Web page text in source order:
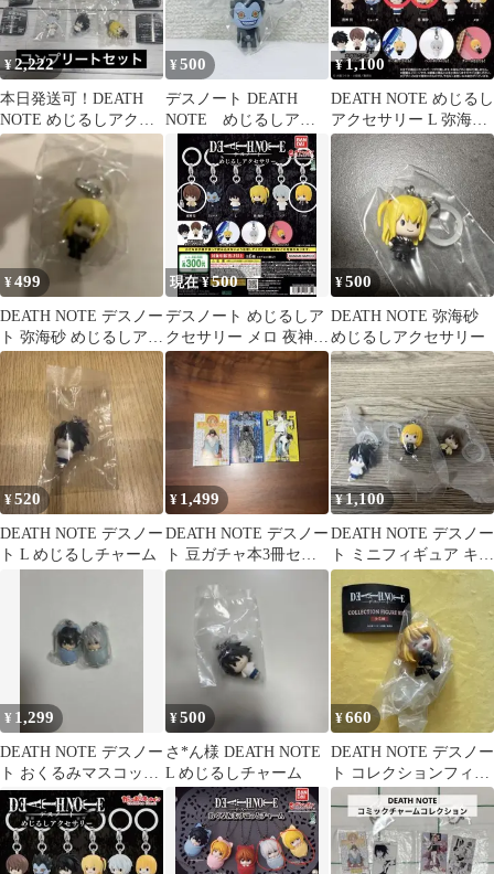
¥2,222
本日発送可！DEATH
NOTE めじるしアクセ
サリー 全6種セット
¥500
デスノート DEATH
NOTE めじるしアク
セサリー リューク
¥1,100
DEATH NOTE めじるし
アクセサリー L 弥海砂
セット
¥499
DEATH NOTE デスノー
ト 弥海砂 めじるしアク
セサリー
現在 ¥500
デスノート めじるしア
クセサリー メロ 夜神月
2個セット
¥500
DEATH NOTE 弥海砂
めじるしアクセサリー
¥520
DEATH NOTE デスノー
ト L めじるしチャーム
¥ 1,499
DEATH NOTE デスノー
ト 豆ガチャ本3冊セッ
ト 2.3.5
¥1,100
DEATH NOTE デスノー
ト ミニフィギュア キー
ホルダー 3種セット
¥ 1,299
DEATH NOTE デスノー
ト おくるみマスコット
ニア L
¥500
さ*ん様 DEATH NOTE
L めじるしチャーム
¥660
DEATH NOTE デスノー
ト コレクションフィギ
ュア リッチ 弥 海砂